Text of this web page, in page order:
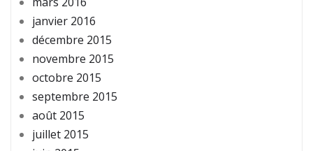
janvier 2016
décembre 2015
novembre 2015
octobre 2015
septembre 2015
août 2015
juillet 2015